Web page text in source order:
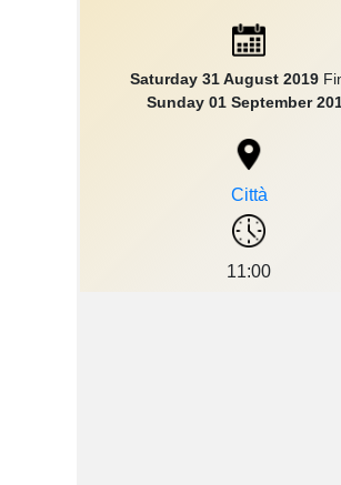
Saturday 31 August 2019
Sunday 01 September
Città
11:00